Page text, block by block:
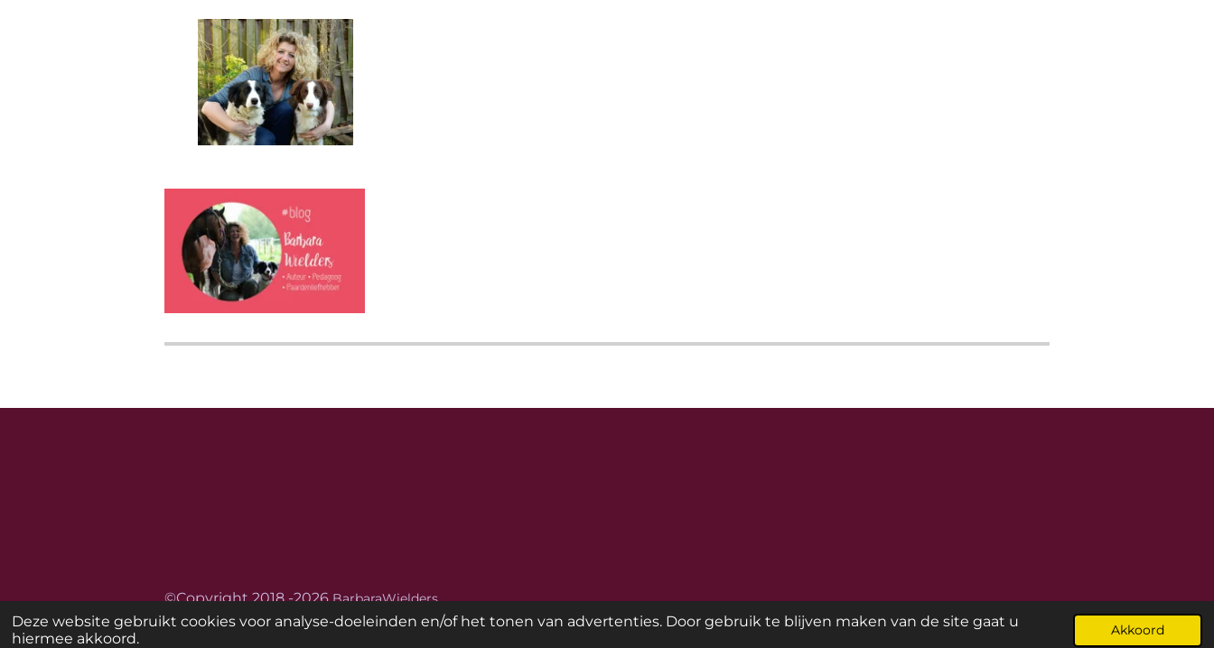
Deze website gebruikt cookies voor analyse-doeleinden en/of het tonen van advertenties. Door gebruik te blijven maken van de site gaat u
hiermee akkoord.
Akkoord
©Copyright2018 -2026BarbaraWielders